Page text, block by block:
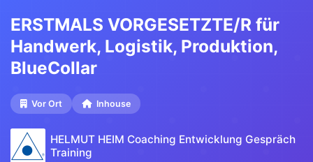
ERSTMALS VORGESETZTE/R für
Handwerk, Logistik, Produktion,
BlueCollar
Vor Ort Inhouse
HELMUT HEIM Coaching Entwicklung Gespräch
Training